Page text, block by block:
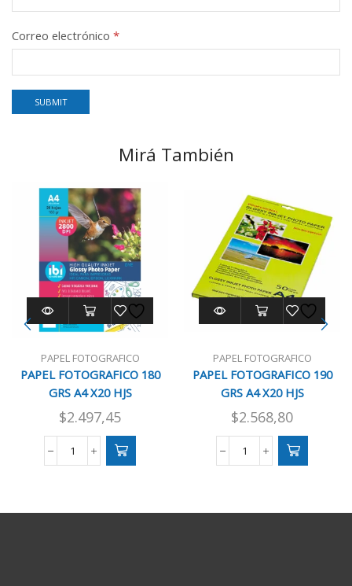
Correo electrónico *
Mirá También
PAPEL FOTOGRAFICO
PAPEL FOTOGRAFICO 180
GRS A4 X20 HJS
HP/CANON/LEMA
$2.497,45
PAPEL
A4
PAPEL FOTOGRAFICO
PAPEL FOTOGRAFICO 190
GRS A4 X20 HJS
HP/CANON/LEMA
$2.568,80
PAPEL
A4